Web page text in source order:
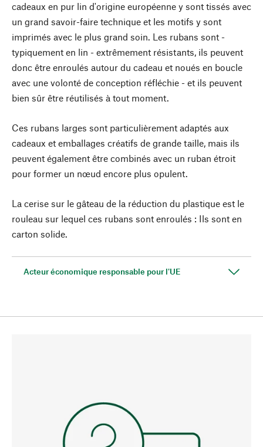
cadeaux en pur lin d'origine européenne y sont tissés avec
un grand savoir-faire technique et les motifs y sont
imprimés avec le plus grand soin. Les rubans sont -
typiquement en lin - extrêmement résistants, ils peuvent
donc être enroulés autour du cadeau et noués en boucle
avec une volonté de conception réfléchie - et ils peuvent
bien sûr être réutilisés à tout moment.
Ces rubans larges sont particulièrement adaptés aux
cadeaux et emballages créatifs de grande taille, mais ils
peuvent également être combinés avec un ruban étroit
pour former un nœud encore plus opulent.
La cerise sur le gâteau de la réduction du plastique est le
rouleau sur lequel ces rubans sont enroulés : Ils sont en
carton solide.
Acteur économique responsable pour l'UE